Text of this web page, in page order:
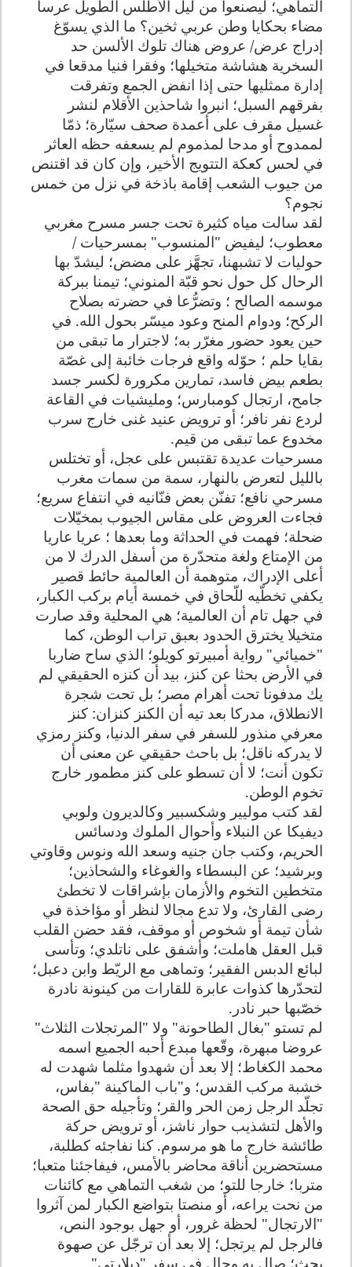
التماهي؛ ليصنعوا من ليل الأطلس الطويل عرسا
مضاء بحكايا وطن عربي ثخين؟ ما الذي يسوّغ
إدراج عرض/ عروض هناك تلوك الألسن حد
السخرية هشاشة متخيلها؛ وفقرا فنيا مدقعا في
إدارة ممثليها حتى إذا انفض الجمع وتفرقت
بفرقهم السبل؛ انبروا شاحذين الأقلام لنشر
غسيل مقرف على أعمدة صحف سيّارة؛ ذمّا
لممدوح أو مدحا لمذموم لم يسعفه حظه العاثر
في لحس كعكة التتويج الأخير، وإن كان قد اقتنص
من جيوب الشعب إقامة باذخة في نزل من خمس
نجوم؟
لقد سالت مياه كثيرة تحت جسر مسرح مغربي
معطوب؛ ليفيض "المنسوب" بمسرحيات /
حوليات لا تشبهنا، تجهَّز على مضض؛ ليشدّ بها
الرحال كل حول نحو قبّة المنوني؛ تيمنا ببركة
موسمه الصالح ؛ وتضرُّعا في حضرته بصلاح
الركح؛ ودوام المنح وعود ميسّر بحول الله. في
حين يعود حضور مغرّر به؛ لاجترار ما تبقى من
بقايا حلم ؛ حوّله واقع فرجات خائبة إلى غصّة
بطعم بيض فاسد، تمارين مكرورة لكسر جسد
جامح، ارتجال كومبارس؛ ومليشيات في القاعة
لردع نفر نافر؛ أو ترويض عنيد غنى خارج سرب
مخدوع عما تبقى من قيم.
مسرحيات عديدة تقتبس على عجل، أو تختلس
بالليل لتعرض بالنهار، سمة من سمات مغرب
مسرحي نافع؛ تفنّن بعض فنّانيه في انتفاع سريع؛
فجاءت العروض على مقاس الجيوب بمخيّلات
ضحلة؛ فهمت في الحداثة وما بعدها ؛ عريا عاريا
من الإمتاع ولغة متحدّرة من أسفل الدرك لا من
أعلى الإدراك، متوهمة أن العالمية حائط قصير
يكفي تخطّيه للّحاق في خمسة أيام بركب الكبار،
في جهل تام أن العالمية؛ هي المحلية وقد صارت
متخيلا يخترق الحدود بعبق تراب الوطن، كما
"خميائي" رواية أمبيرتو كويلو؛ الذي ساح ضاربا
في الأرض بحثا عن كنز، بيد أن كنزه الحقيقي لم
يك مدفونا تحت أهرام مصر؛ بل تحت شجرة
الانطلاق، مدركا بعد تيه أن الكنز كنزان: كنز
معرفي منذور للسفر في سفر الدنيا، وكنز رمزي
لا يدركه ناقل؛ بل باحث حقيقي عن معنى أن
تكون أنت؛ لا أن تسطو على كنز مطمور خارج
تخوم الوطن.
لقد كتب موليير وشكسبير وكالديرون ولوبي
ديفيكا عن النبلاء وأحوال الملوك ودسائس
الحريم، وكتب جان جنيه وسعد الله ونوس وقاوتي
وبرشيد؛ عن البسطاء والغوغاء والشحاذين؛
متخطين التخوم والأزمان بإشراقات لا تخطئ
رضى القارئ، ولا تدع مجالا لنظر أو مؤاخذة في
شأن تيمة أو شخوص أو موقف، فقد حضن القلب
قبل العقل هاملت؛ وأشفق على ناتلدي؛ وتأسى
لبائع الدبس الفقير؛ وتماهى مع الريّط وابن دعبل؛
لتحدّرها كذوات عابرة للقارات من كينونة نادرة
خصّبها حبر نادر.
لم تستو "بغال الطاحونة" ولا "المرتجلات الثلاث"
عروضا مبهرة، وقّعها مبدع أحبه الجميع اسمه
محمد الكغاط؛ إلا بعد أن شهدوا مثلما شهدت له
خشبة مركب القدس؛ و"باب الماكينة "بفاس،
تجلّد الرجل زمن الحر والقر؛ وتأجيله حق الصحة
والأهل لتشذيب حوار ناشز، أو ترويض حركة
طائشة خارج ما هو مرسوم. كنا نفاجئه كطلبة،
مستحضرين أناقة محاضر بالأمس، فيفاجئنا متعبا؛
متربا؛ خارجا للتو؛ من شغب التماهي مع كائنات
من نحت يراعه، أو منصتا بتواضع الكبار لمن آثروا
"الارتجال" لحظة غرور، أو جهل بوجود النص،
فالرجل لم يرتجل؛ إلا بعد أن ترجّل عن صهوة
بحث؛ صال به وجال في سفر "ديلارتي"